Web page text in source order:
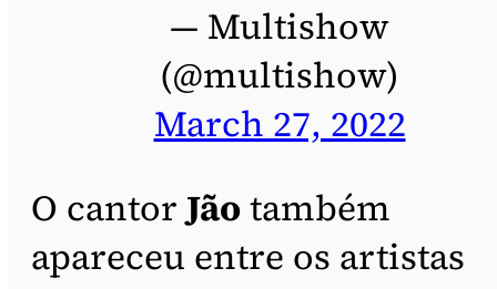
— Multishow
(@multishow)
March 27, 2022
O cantorJãotambém
apareceu entre os artistas